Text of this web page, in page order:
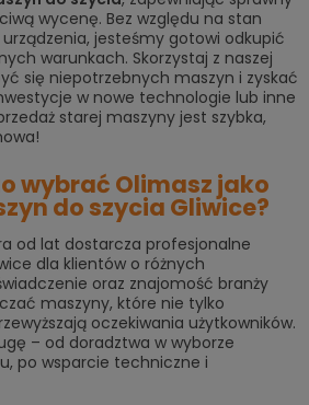
wycenę. Bez względu na stan
jesteśmy gotowi odkupić
warunkach. Skorzystaj z naszej
się niepotrzebnych maszyn i zyskać
w nowe technologie lub inne
starej maszyny jest szybka,
wybrać Olimasz jako
do szycia Gliwice?
od lat dostarcza profesjonalne
dla klientów o różnych
oraz znajomość branży
maszyny, które nie tylko
oczekiwania użytkowników.
– od doradztwa w wyborze
po wsparcie techniczne i